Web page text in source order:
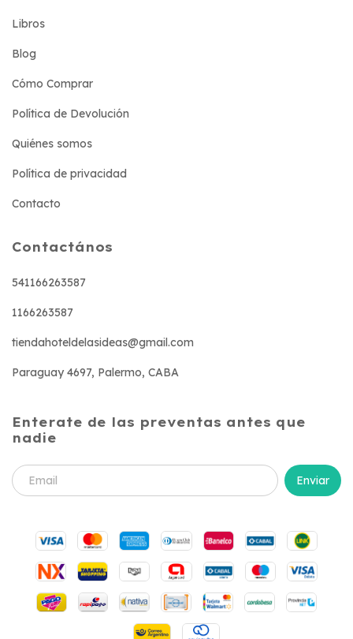
Libros
Blog
Cómo Comprar
Política de Devolución
Quiénes somos
Política de privacidad
Contacto
Contactános
541166263587
1166263587
tiendahoteldelasideas@gmail.com
Paraguay 4697, Palermo, CABA
Enterate de las preventas antes que
nadie